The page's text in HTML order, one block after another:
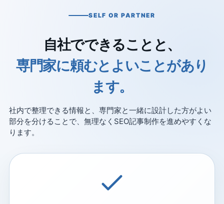
SELF OR PARTNER
自社でできることと、
専門家に頼むとよいことがあり
ます。
社内で整理できる情報と、専門家と一緒に設計した方がよい
部分を分けることで、無理なくSEO記事制作を進めやすくな
ります。